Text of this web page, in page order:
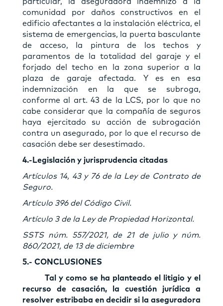
particular, la aseguradora indemnizó a la
comunidad por daños constructivos en el
edificio afectantes a la instalación eléctrica, el
sistema de emergencias, la puerta basculante
de acceso, la pintura de los techos y
paramentos de la totalidad del garaje y el
forjado del techo en la zona superior a la
plaza de garaje afectada. Y es en esa
indemnización en la que se subroga,
conforme al art. 43 de la LCS, por lo que no
cabe considerar que la compañía de seguros
haya ejercitado su acción de subrogación
contra un asegurado, por lo que el recurso de
casación debe ser desestimado.
4.-Legislación y jurisprudencia citadas
Artículos 14, 43 y 76 de la Ley de Contrato de
Seguro.
Artículo 396 del Código Civil.
Artículo 3 de la Ley de Propiedad Horizontal.
SSTS núm. 557/2021, de 21 de julio y núm.
860/2021, de 13 de diciembre
5.- CONCLUSIONES
Tal y como se ha planteado el litigio y el
recurso de casación, la cuestión jurídica a
resolver estribaba en decidir si la aseguradora